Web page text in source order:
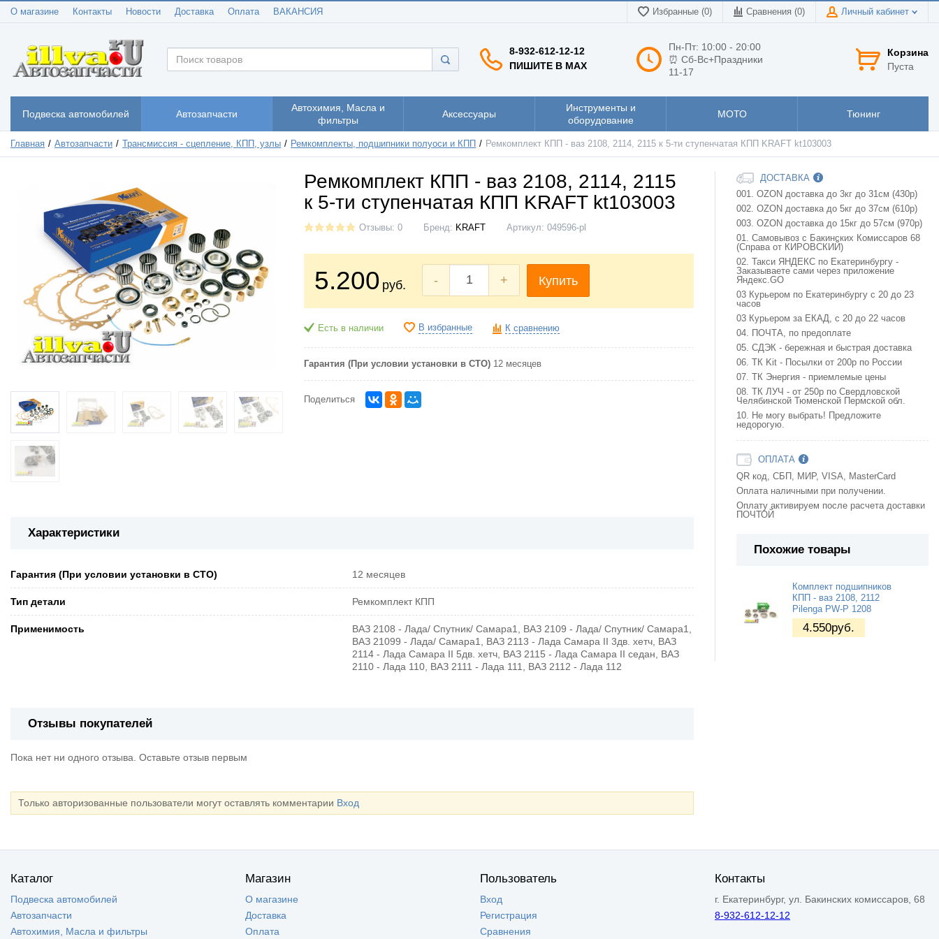
О магазине Контакты Новости Доставка Оплата ВАКАНСИЯ Избранные (0) Сравнения (0) Личный кабинет
8-932-612-12-12
ПИШИТЕ В MAX
Пн-Пт: 10:00 - 20:00
⏰ Сб-Вс+Праздники
11-17
Корзина
Пуста
Подвеска автомобилей Автозапчасти
Автохимия, Масла и
фильтры
Аксессуары
Инструменты и
оборудование
МОТО Тюнинг
Главная Автозапчасти Трансмиссия - сцепление, КПП, узлы Ремкомплекты, подшипники полуоси и КПП Ремкомплект КПП - ваз 2108, 2114, 2115 к 5-ти ступенчатая КПП KRAFT kt103003
Ремкомплект КПП - ваз 2108, 2114, 2115
к 5-ти ступенчатая КПП KRAFT kt103003
Отзывы: 0 Бренд: KRAFT Артикул: 049596-pl
5.200 руб. - + Купить
Есть в наличии В избранные К сравнению
Гарантия (При условии установки в СТО) 12 месяцев
Поделиться
Характеристики
Гарантия (При условии установки в СТО) 12 месяцев
Тип детали Ремкомплект КПП
Применимость
ВАЗ 2108 - Лада/ Спутник/ Самара1, ВАЗ 2109 - Лада/ Спутник/ Самара1,
ВАЗ 21099 - Лада/ Самара1, ВАЗ 2113 - Лада Самара II 3дв. хетч, ВАЗ
2114 - Лада Самара II 5дв. хетч, ВАЗ 2115 - Лада Самара II седан, ВАЗ
2110 - Лада 110, ВАЗ 2111 - Лада 111, ВАЗ 2112 - Лада 112
Отзывы покупателей
Пока нет ни одного отзыва. Оставьте отзыв первым
Только авторизованные пользователи могут оставлять комментарии Вход
ДОСТАВКА
001. OZON доставка до 3кг до 31см (430р)
002. OZON доставка до 5кг до 37см (610р)
003. OZON доставка до 15кг до 57см (970р)
01. Самовывоз с Бакинских Комиссаров 68
(Справа от КИРОВСКИЙ)
02. Такси ЯНДЕКС по Екатеринбургу -
Заказываете сами через приложение
Яндекс.GO
03 Курьером по Екатеринбургу с 20 до 23
часов
03 Курьером за ЕКАД, с 20 до 22 часов
04. ПОЧТА, по предоплате
05. СДЭК - бережная и быстрая доставка
06. ТК Kit - Посылки от 200р по России
07. ТК Энергия - приемлемые цены
08. ТК ЛУЧ - от 250р по Свердловской
Челябинской Тюменской Пермской обл.
10. Не могу выбрать! Предложите
недорогую.
ОПЛАТА
QR код, СБП, МИР, VISA, MasterCard
Оплата наличными при получении.
Оплату активируем после расчета доставки
ПОЧТОЙ
Похожие товары
Комплект подшипников
КПП - ваз 2108, 2112
Pilenga PW-P 1208
4.550руб.
Каталог
Подвеска автомобилей
Автозапчасти
Автохимия, Масла и фильтры
Магазин
О магазине
Доставка
Оплата
Пользователь
Вход
Регистрация
Сравнения
Контакты
г. Екатеринбург, ул. Бакинских комиссаров, 68
8-932-612-12-12